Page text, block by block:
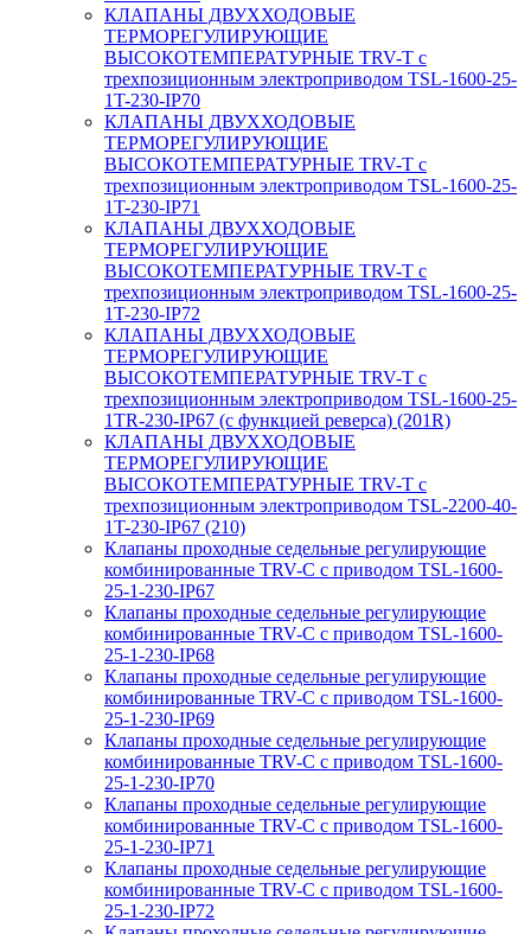
КЛАПАНЫ ДВУХХОДОВЫЕ
ТЕРМОРЕГУЛИРУЮЩИЕ
ВЫСОКОТЕМПЕРАТУРНЫЕ TRV-T с
трехпозиционным электроприводом TSL-1600-25-
1T-230-IP70
КЛАПАНЫ ДВУХХОДОВЫЕ
ТЕРМОРЕГУЛИРУЮЩИЕ
ВЫСОКОТЕМПЕРАТУРНЫЕ TRV-T с
трехпозиционным электроприводом TSL-1600-25-
1T-230-IP71
КЛАПАНЫ ДВУХХОДОВЫЕ
ТЕРМОРЕГУЛИРУЮЩИЕ
ВЫСОКОТЕМПЕРАТУРНЫЕ TRV-T с
трехпозиционным электроприводом TSL-1600-25-
1T-230-IP72
КЛАПАНЫ ДВУХХОДОВЫЕ
ТЕРМОРЕГУЛИРУЮЩИЕ
ВЫСОКОТЕМПЕРАТУРНЫЕ TRV-T с
трехпозиционным электроприводом TSL-1600-25-
1TR-230-IP67 (с функцией реверса) (201R)
КЛАПАНЫ ДВУХХОДОВЫЕ
ТЕРМОРЕГУЛИРУЮЩИЕ
ВЫСОКОТЕМПЕРАТУРНЫЕ TRV-T с
трехпозиционным электроприводом TSL-2200-40-
1T-230-IP67 (210)
Клапаны проходные седельные регулирующие
комбинированные TRV-С с приводом TSL-1600-
25-1-230-IP67
Клапаны проходные седельные регулирующие
комбинированные TRV-С с приводом TSL-1600-
25-1-230-IP68
Клапаны проходные седельные регулирующие
комбинированные TRV-С с приводом TSL-1600-
25-1-230-IP69
Клапаны проходные седельные регулирующие
комбинированные TRV-С с приводом TSL-1600-
25-1-230-IP70
Клапаны проходные седельные регулирующие
комбинированные TRV-С с приводом TSL-1600-
25-1-230-IP71
Клапаны проходные седельные регулирующие
комбинированные TRV-С с приводом TSL-1600-
25-1-230-IP72